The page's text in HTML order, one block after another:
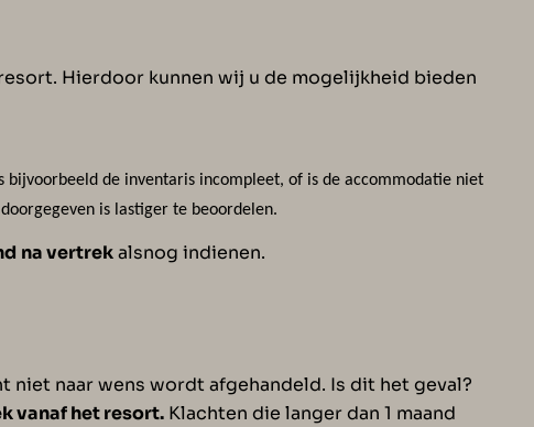
Hierdoor kunnen wij u de mogelijkheid bieden
de inventaris incompleet, of is de accommodatie niet
is lastiger te beoordelen.
na vertrekalsnog indienen.
niet naar wens wordt afgehandeld. Is dit het geval?
vanaf het resort. Klachten die langer dan 1 maand